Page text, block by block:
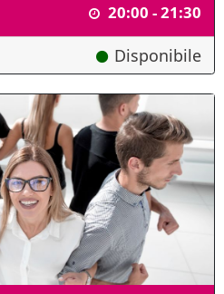
20:00 - 21:30
Disponibile